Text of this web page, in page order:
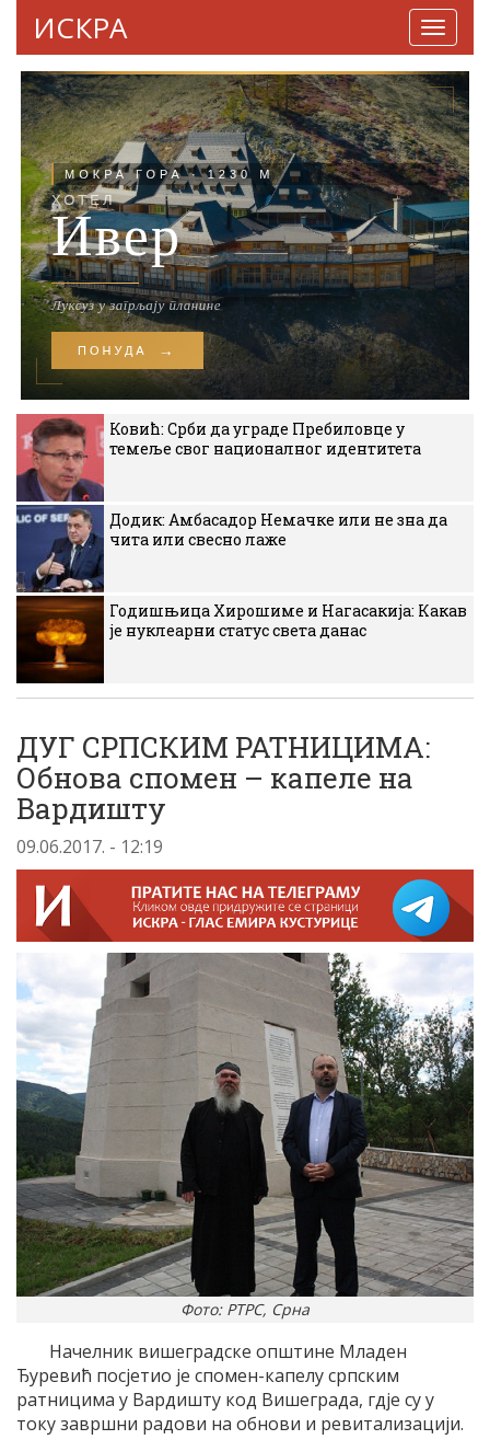
ИСКРА
Ковић: Срби да уграде Пребиловце у
темеље свог националног идентитета
Додик: Амбасадор Немачке или не зна да
чита или свесно лаже
Годишњица Хирошиме и Нагасакија: Какав
је нуклеарни статус света данас
ДУГ СРПСКИМ РАТНИЦИМА:
Обнова спомен – капеле на
Вардишту
09.06.2017. - 12:19
Фото: РТРС, Срна
Начелник вишеградске општине Младен
Ђуревић посјетио је спомен-капелу српским
ратницима у Вардишту код Вишеграда, гдје су у
току завршни радови на обнови и ревитализацији.